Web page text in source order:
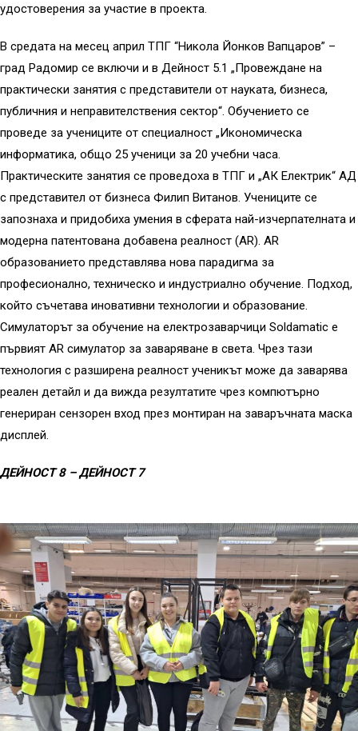
удостоверения за участие в проекта.
В средата на месец април ТПГ “Никола Йонков Вапцаров” –
град Радомир се включи и в Дейност 5.1 „Провеждане на
практически занятия с представители от науката, бизнеса,
публичния и неправителствения сектор“. Обучението се
проведе за учениците от специалност „Икономическа
информатика, общо 25 ученици за 20 учебни часа.
Практическите занятия се проведоха в ТПГ и „АК Електрик“ АД
с представител от бизнеса Филип Витанов. Учениците се
запознаха и придобиха умения в сферата най-изчерпателната и
модерна патентована добавена реалност (AR). AR
образованието представлява нова парадигма за
професионалнo, техническo и индустриално обучение. Подход,
който съчетава иновативни технологии и образование.
Симулаторът за обучение на електрозаварчици Soldamatic е
първият AR симулатор за заваряване в света. Чрез тази
технология с разширена реалност ученикът може да заварява
реален детайл и да вижда резултатите чрез компютърно
генериран сензорен вход през монтиран на заваръчната маска
дисплей.
ДЕЙНОСТ 8 – ДЕЙНОСТ 7